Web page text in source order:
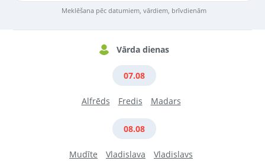
Meklēšana pēc datumiem, vārdiem, brīvdienām
Vārda dienas
07.08
Alfrēds Fredis Madars
08.08
Mudīte Vladislava Vladislavs